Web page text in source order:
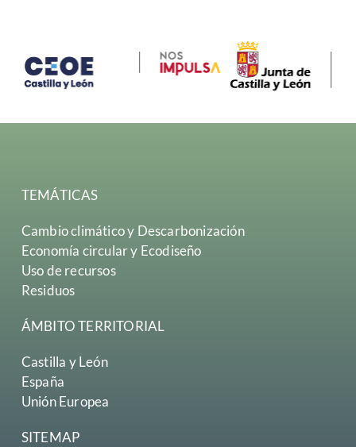
TEMÁTICAS
Cambio climático y Descarbonización
Economía circular y Ecodiseño
Uso de recursos
Residuos
ÁMBITO TERRITORIAL
Castilla y León
España
Unión Europea
SITEMAP